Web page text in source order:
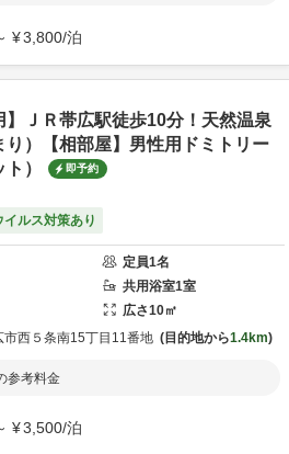
¥3,800/泊
】ＪＲ帯広駅徒歩10分！天然温泉
）【相部屋】男性用ドミトリー
）
即予約
ルス対策あり
定員1名
共用浴室1室
広さ10㎡
市西５条南15丁目11番地 目的地から1.4km
参考料金
¥3,500/泊